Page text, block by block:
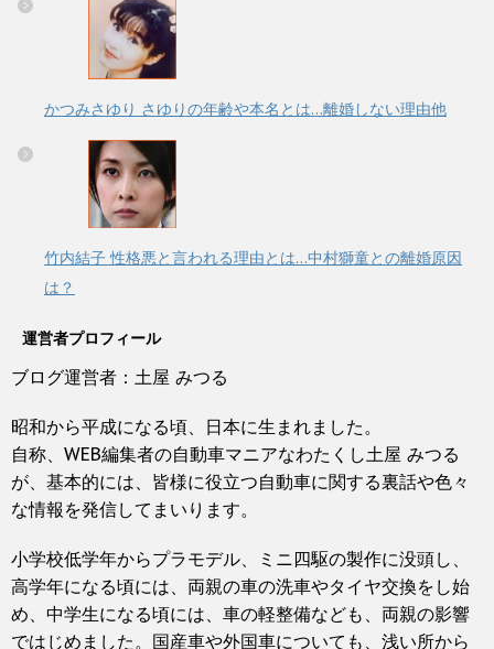
かつみさゆり さゆりの年齢や本名とは…離婚しない理由他
竹内結子 性格悪と言われる理由とは…中村獅童との離婚原因
は？
運営者プロフィール
ブログ運営者：土屋 みつる
昭和から平成になる頃、日本に生まれました。
自称、WEB編集者の自動車マニアなわたくし土屋 みつる
が、基本的には、皆様に役立つ自動車に関する裏話や色々
な情報を発信してまいります。
小学校低学年からプラモデル、ミニ四駆の製作に没頭し、
高学年になる頃には、両親の車の洗車やタイヤ交換をし始
め、中学生になる頃には、車の軽整備なども、両親の影響
ではじめました。国産車や外国車についても、浅い所から